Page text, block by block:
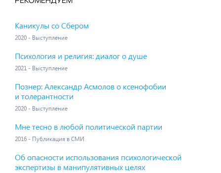
Каникулы со Сбером
2020 - Выступление
Психология и религия: диалог о душе
2021 - Выступление
Познер: Александр Асмолов о ксенофобии
и толерантности
2020 - Выступление
Мне тесно в любой политической партии
2016 - Публикация в СМИ
Об опасности использования психологической
экспертизы в манипулятивных целях